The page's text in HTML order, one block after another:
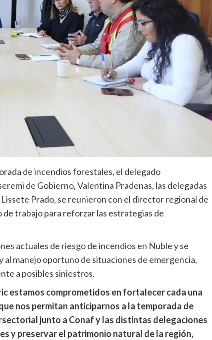
de incendios forestales, el delegado
de Gobierno, Valentina Pradenas, las delegadas
Prado, se reunieron con el director regional de
de trabajo para reforzar las estrategias de
actuales de riesgo de incendios en Ñuble y se
al manejo oportuno de situaciones de emergencia,
a posibles siniestros.
estamos comprometidos en fortalecer cada una
nos permitan anticiparnos a la temporada de
junto a Conaf y las distintas delegaciones
y preservar el patrimonio natural de la región,